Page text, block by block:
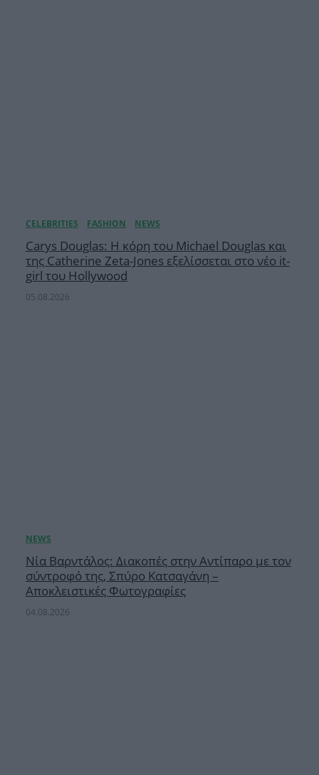
Carys Douglas: Η κόρη τoυ Michael Douglas και
της Catherine Zeta-Jones εξελίσσεται στο νέο it-
girl του Hollywood
05.08.2026
Νία Βαρντάλος: Διακοπές στην Αντίπαρο με τον
σύντροφό της, Σπύρο Κατσαγάνη –
Αποκλειστικές Φωτογραφίες
04.08.2026